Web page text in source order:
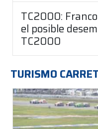
TC2000:
el posible
TC2000
TURISMO